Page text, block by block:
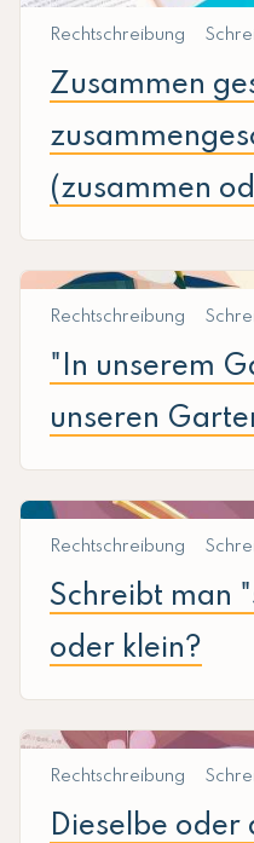
Rechtschreibung
Zusammen
(zusammen
Rechtschreibung
"In unserem
unseren
Rechtschreibung
Schreibt man
oder klein?
Rechtschreibung
Dieselbe oder